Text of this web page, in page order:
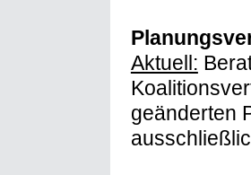
Aktuell:
geänderten